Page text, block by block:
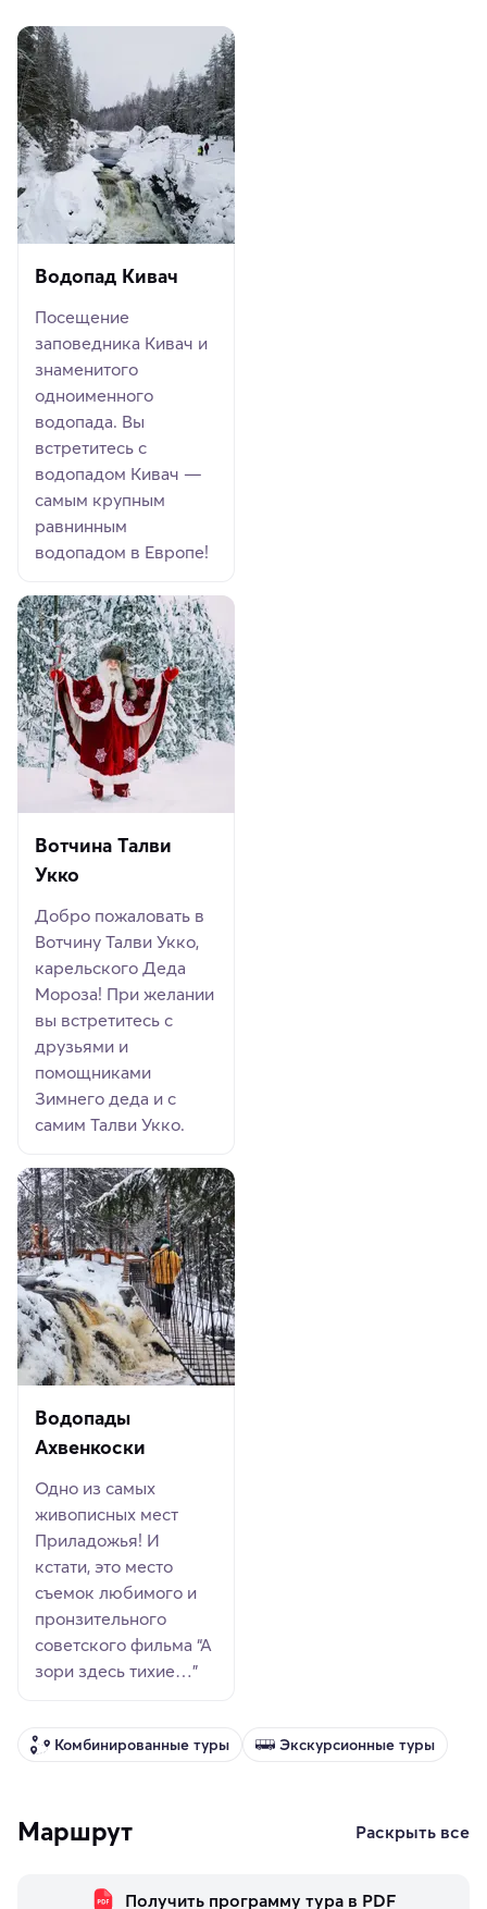
Водопад Кивач
Посещение
заповедника Кивач и
знаменитого
одноименного
водопада. Вы
встретитесь с
водопадом Кивач —
самым крупным
равнинным
водопадом в Европе!
Вотчина Талви
Укко
Добро пожаловать в
Вотчину Талви Укко,
карельского Деда
Мороза! При желании
вы встретитесь с
друзьями и
помощниками
Зимнего деда и с
самим Талви Укко.
Водопады
Ахвенкоски
Одно из самых
живописных мест
Приладожья! И
кстати, это место
съемок любимого и
пронзительного
советского фильма “А
зори здесь тихие…”
Комбинированные туры Экскурсионные туры
Маршрут Раскрыть все
Получить программу тура в PDF